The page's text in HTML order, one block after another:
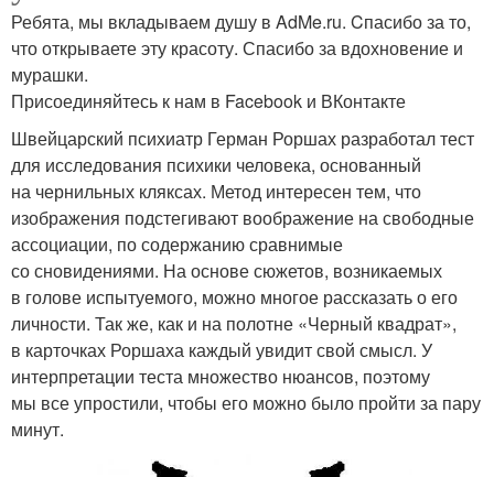
Ребята, мы вкладываем душу в AdMe.ru. Cпасибо за то,
что открываете эту красоту. Спасибо за вдохновение и
мурашки.
Присоединяйтесь к нам в Facebook и ВКонтакте
Швейцарский психиатр Герман Роршах разработал тест
для исследования психики человека, основанный
на чернильных кляксах. Метод интересен тем, что
изображения подстегивают воображение на свободные
ассоциации, по содержанию сравнимые
со сновидениями. На основе сюжетов, возникаемых
в голове испытуемого, можно многое рассказать о его
личности. Так же, как и на полотне «Черный квадрат»,
в карточках Роршаха каждый увидит свой смысл. У
интерпретации теста множество нюансов, поэтому
мы все упростили, чтобы его можно было пройти за пару
минут.